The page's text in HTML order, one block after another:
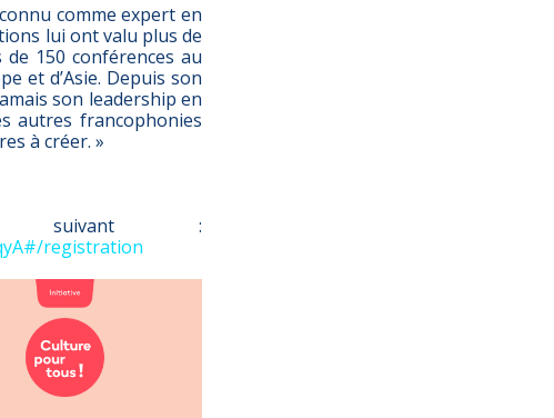
comme expert en
lui ont valu plus de
150 conférences au
et d’Asie. Depuis son
son leadership en
autres francophonies
à créer. »
suivant :
registration